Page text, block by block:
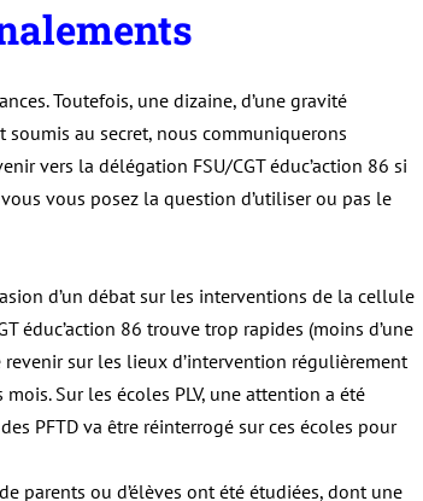
Toutefois, une dizaine, d’une gravité
au secret, nous communiquerons
vers la délégation FSU/CGT éduc’action 86 si
vous posez la question d’utiliser ou pas le
d’un débat sur les interventions de la cellule
éduc’action 86 trouve trop rapides (moins d’une
sur les lieux d’intervention régulièrement
Sur les écoles PLV, une attention a été
PFTD va être réinterrogé sur ces écoles pour
parents ou d’élèves ont été étudiées, dont une